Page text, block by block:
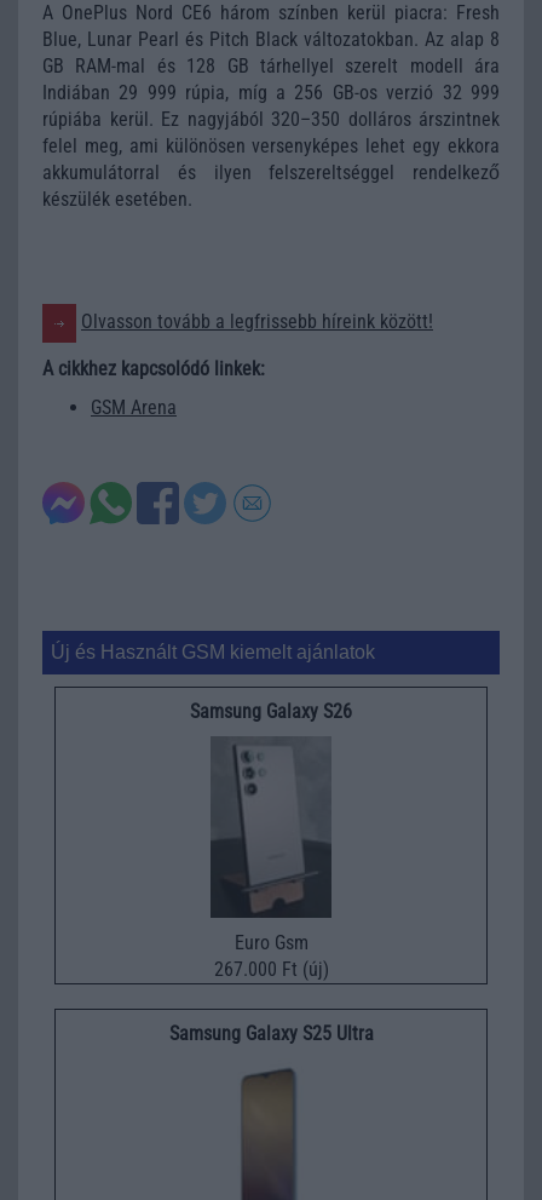
A OnePlus Nord CE6 három színben kerül piacra: Fresh
Blue, Lunar Pearl és Pitch Black változatokban. Az alap 8
GB RAM-mal és 128 GB tárhellyel szerelt modell ára
Indiában 29 999 rúpia, míg a 256 GB-os verzió 32 999
rúpiába kerül. Ez nagyjából 320–350 dolláros árszintnek
felel meg, ami különösen versenyképes lehet egy ekkora
akkumulátorral és ilyen felszereltséggel rendelkező
készülék esetében.
Olvasson tovább a legfrissebb híreink között!
A cikkhez kapcsolódó linkek:
GSM Arena
Új és Használt GSM kiemelt ajánlatok
Samsung Galaxy S26
Euro Gsm
267.000 Ft (új)
Samsung Galaxy S25 Ultra